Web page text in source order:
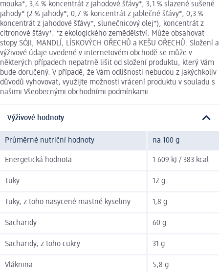
mouka*, 3,4 % koncentrát z jahodové šťávy*, 3,1 % slazené sušené
jahody* (2 % jahody*, 0,7 % koncentrát z jablečné šťávy*, 0,3 %
koncentrát z jahodové šťávy*, slunečnicový olej*), koncentrát z
citronové šťávy*. *z ekologického zemědělství. Může obsahovat
stopy SÓJI, MANDLÍ, LÍSKOVÝCH OŘECHŮ a KEŠU OŘECHŮ. Složení a
výživové údaje uvedené v internetovém obchodě se může v
některých případech nepatrně lišit od složení produktu, který Vám
bude doručený. V případě, že Vám odlišnosti nebudou z jakýchkoliv
důvodů vyhovovat, využijte možnosti vrácení produktu v souladu s
našimi Všeobecnými obchodními podmínkami.
Výživové hodnoty
Průměrné nutriční hodnoty na 100 g
Energetická hodnota 1 609 kJ / 383 kcal
Tuky 12 g
Tuky, z toho nasycené mastné kyseliny 1,8 g
Sacharidy 60 g
Sacharidy, z toho cukry 31 g
Vláknina 5,8 g